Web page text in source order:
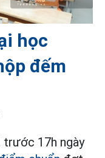
học
đếm
trước 17h ngày